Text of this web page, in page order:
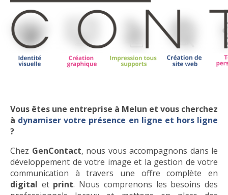
Vous êtes une entreprise à Melun et vous cherchez
à dynamiser votre présence en ligne et hors ligne
?
Chez GenContact, nous vous accompagnons dans le
développement de votre image et la gestion de votre
communication à travers une offre complète en
digital et print. Nous comprenons les besoins des